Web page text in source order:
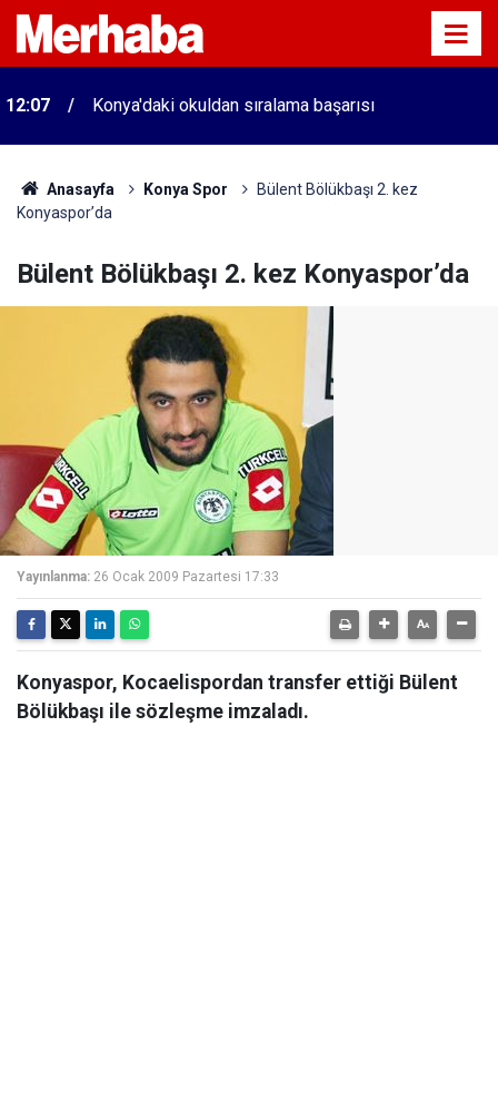
12:07 Konya'daki okuldan sıralama başarısı
Anasayfa Konya Spor
Bülent Bölükbaşı 2. kez
Konyaspor’da
Bülent Bölükbaşı 2. kez Konyaspor’da
Yayınlanma: 26 Ocak 2009 Pazartesi 17:33
Konyaspor, Kocaelispordan transfer ettiği Bülent
Bölükbaşı ile sözleşme imzaladı.